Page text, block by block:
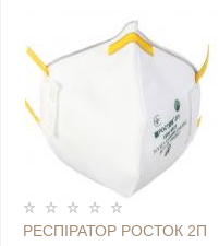
РЕСПІРАТОР РОСТОК 2П